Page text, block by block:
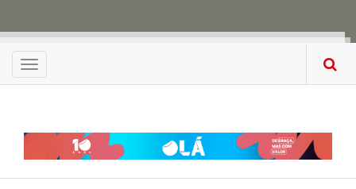
Menu